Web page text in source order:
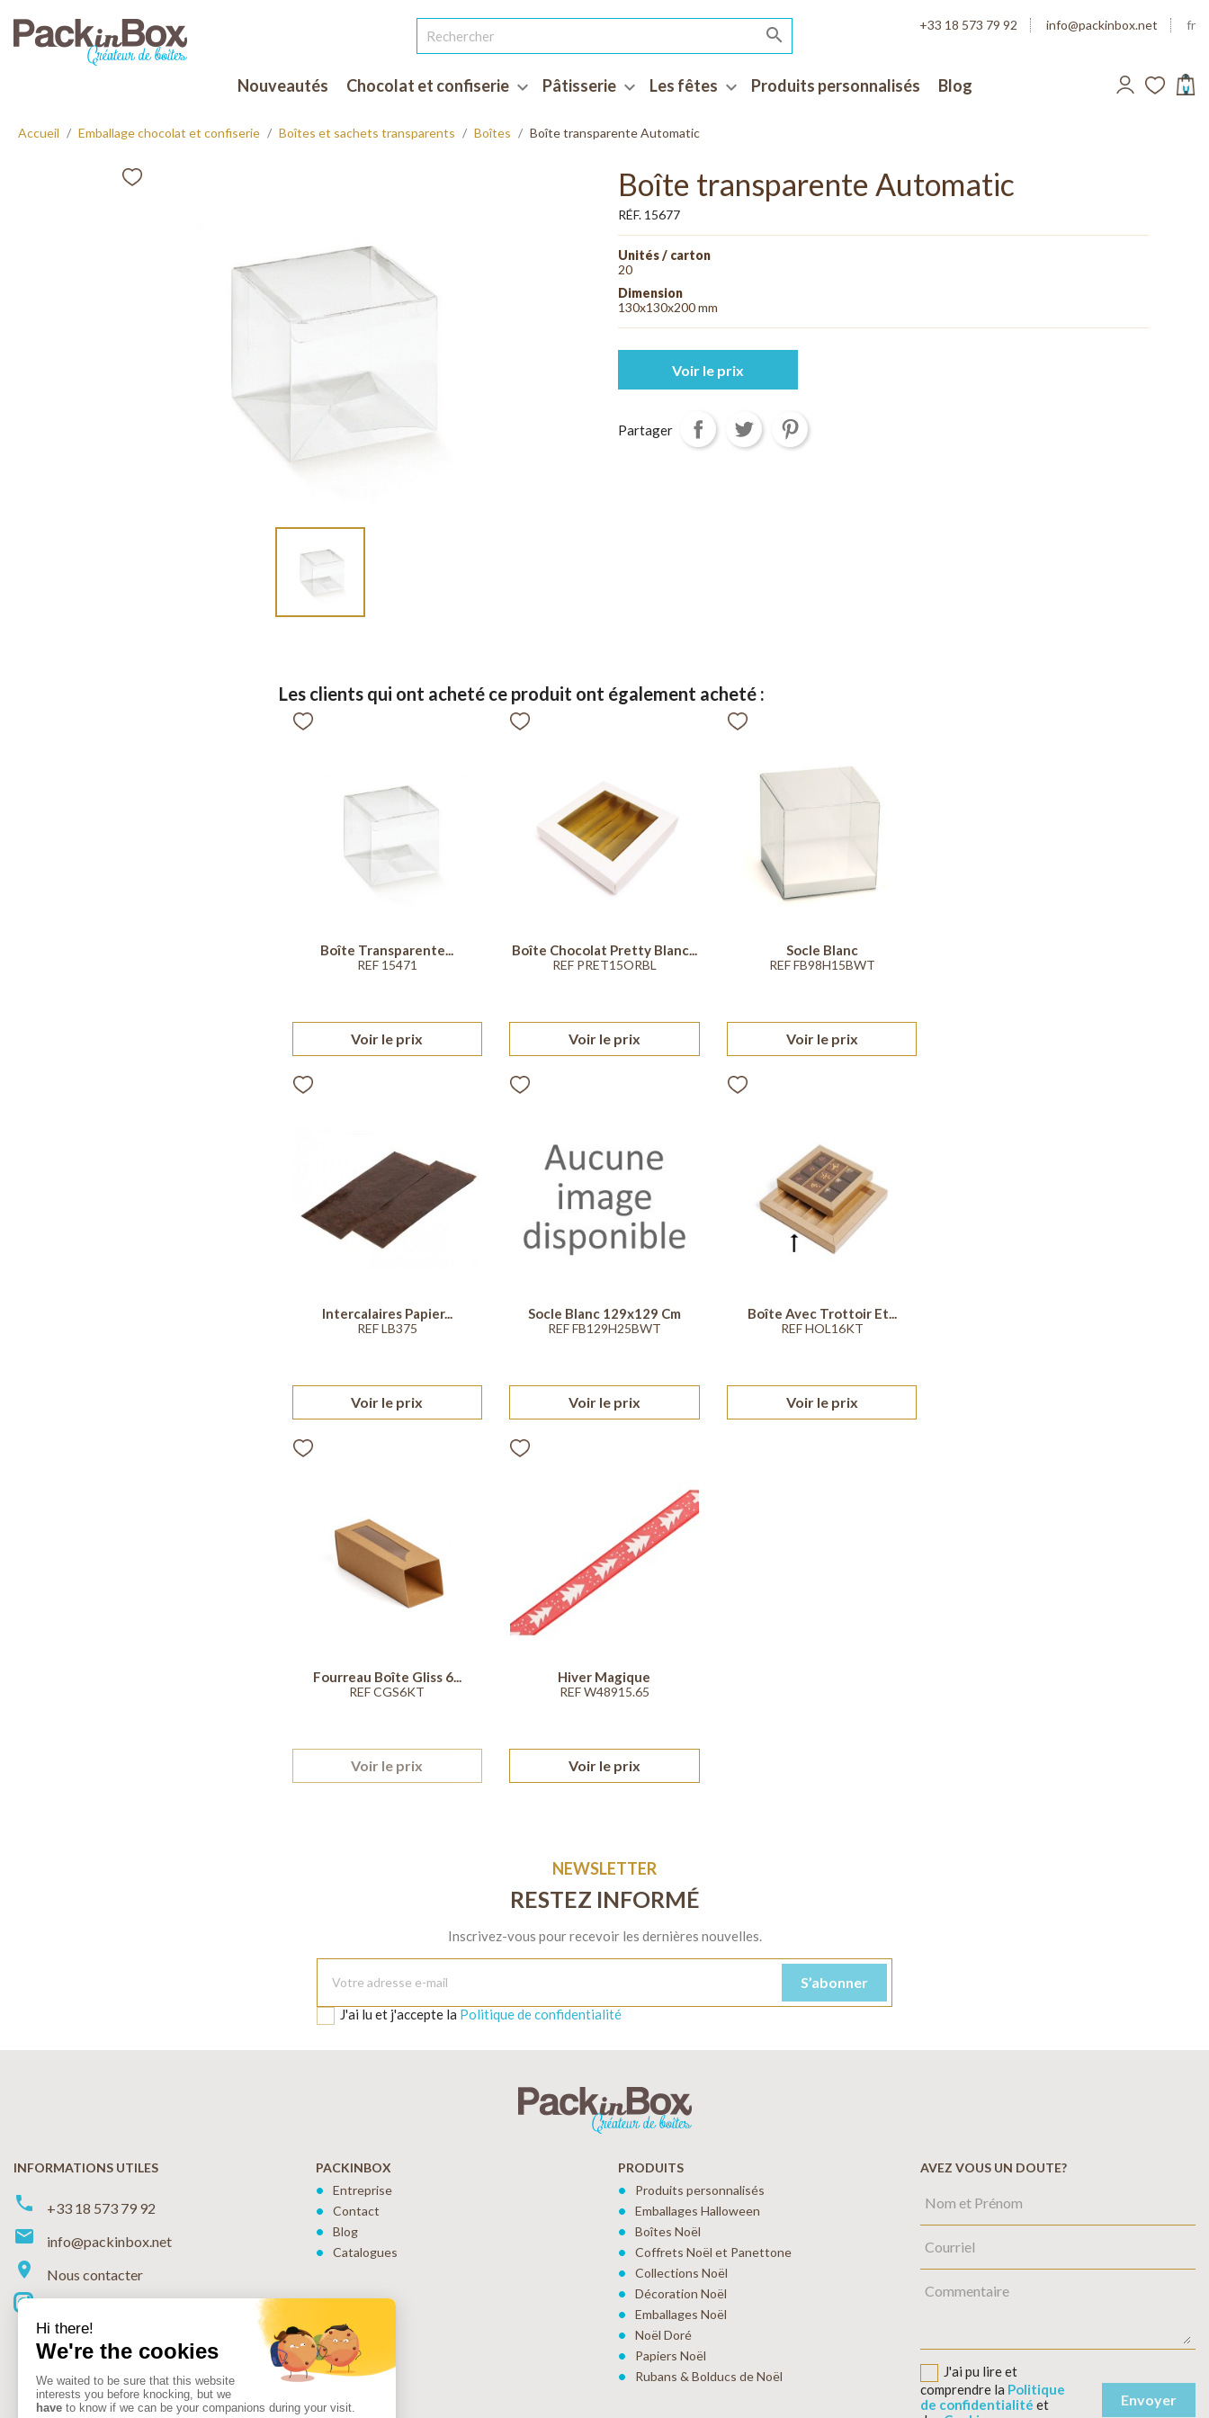
 +33 18 573 79 92 info@packinbox.net fr
Nouveautés Chocolat et confiserie expand_more Pâtisserie expand_more Les fêtes expand_more Produits personnalisés Blog 0
Accueil Emballage chocolat et confiserie Boîtes et sachets transparents Boîtes Boîte transparente Automatic
Boîte transparente Automatic
RÉF. 15677
Unités / carton
20
Dimension
130x130x200 mm
Voir le prix
Partager
Les clients qui ont acheté ce produit ont également acheté :
Boîte Transparente...
REF 15471
Voir le prix
Boîte Chocolat Pretty Blanc...
REF PRET15ORBL
Voir le prix
Socle Blanc
REF FB98H15BWT
Voir le prix
Intercalaires Papier...
REF LB375
Voir le prix
Socle Blanc 129x129 Cm
REF FB129H25BWT
Voir le prix
Boîte Avec Trottoir Et...
REF HOL16KT
Voir le prix
Fourreau Boîte Gliss 6...
REF CGS6KT
Voir le prix
Hiver Magique
REF W48915.65
Voir le prix
NEWSLETTER
RESTEZ INFORMÉ
Inscrivez-vous pour recevoir les dernières nouvelles.
J'ai lu et j'accepte la Politique de confidentialité
INFORMATIONS UTILES
phone +33 18 573 79 92
markunread info@packinbox.net
location_on
Nous contacter
PACKINBOX
Entreprise
Contact
Blog
Catalogues
PRODUITS
Produits personnalisés
Emballages Halloween
Boîtes Noël
Coffrets Noël et Panettone
Collections Noël
Décoration Noël
Emballages Noël
Noël Doré
Papiers Noël
Rubans & Bolducs de Noël
AVEZ VOUS UN DOUTE?
J'ai pu lire et
comprendre la Politique
de confidentialité et